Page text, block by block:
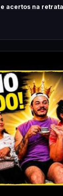
e acertos na